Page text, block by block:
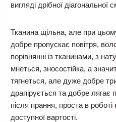
вигляді дрібної діагональної
Тканина щільна, але при
добре пропускає повітря,
порівнянні із тканинами, з
мнеться, зносостійка, а
тягнеться, але дуже добре
драпірується та добре лягає
після прання, проста в роботі
доступної вартості.